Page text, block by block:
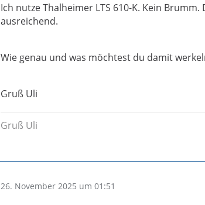
Ich nutze Thalheimer LTS 610-K. Kein
ausreichend.
Wie genau und was möchtest du damit
Gruß Uli
Gruß Uli
26. November 2025 um 01:51